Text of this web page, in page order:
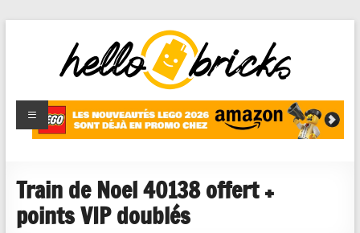
HelloBricks
Blog LEGO,
nouveaut�s
reviews
Train de Noel 40138 offert +
points VIP doublés